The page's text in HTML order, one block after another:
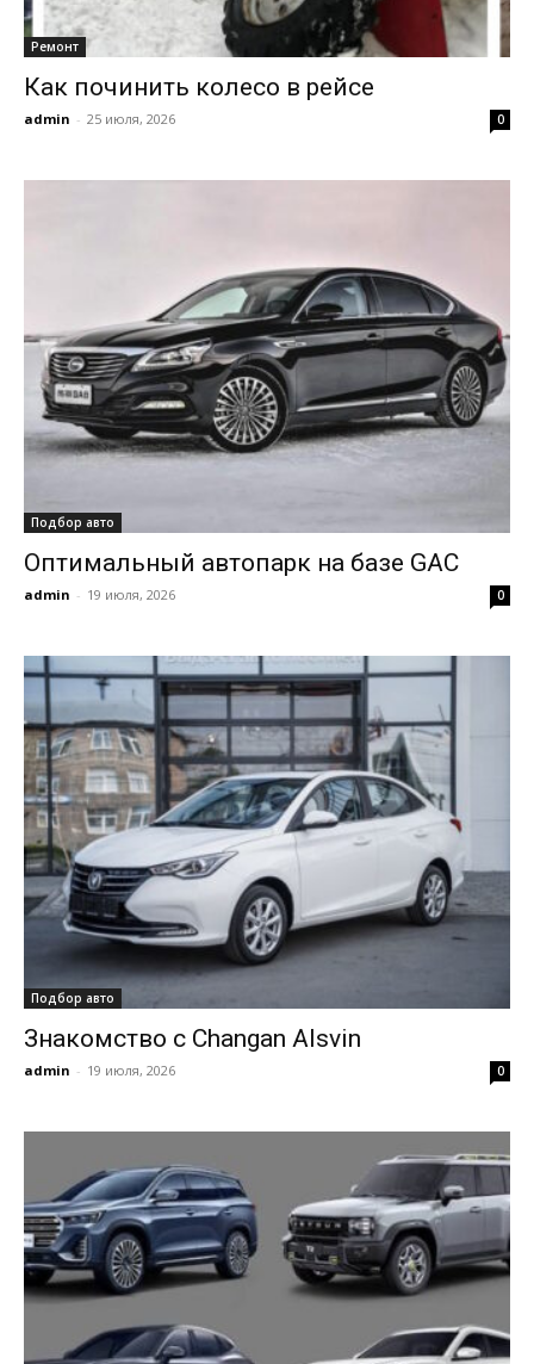
Ремонт
Как починить колесо в рейсе
admin - 25 июля, 2026 0
Подбор авто
Оптимальный автопарк на базе GAC
admin - 19 июля, 2026 0
Подбор авто
Знакомство с Changan Alsvin
admin - 19 июля, 2026 0